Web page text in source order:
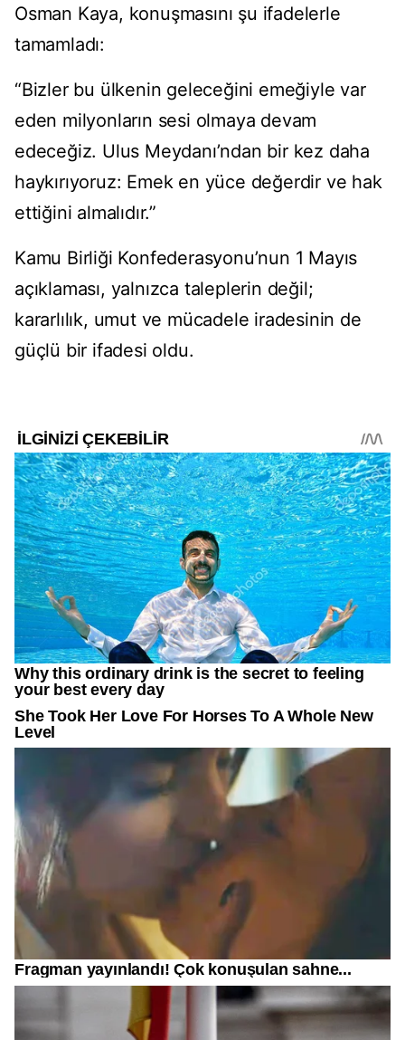
Osman Kaya, konuşmasını şu ifadelerle
tamamladı:
“Bizler bu ülkenin geleceğini emeğiyle var
eden milyonların sesi olmaya devam
edeceğiz. Ulus Meydanı’ndan bir kez daha
haykırıyoruz: Emek en yüce değerdir ve hak
ettiğini almalıdır.”
Kamu Birliği Konfederasyonu’nun 1 Mayıs
açıklaması, yalnızca taleplerin değil;
kararlılık, umut ve mücadele iradesinin de
güçlü bir ifadesi oldu.